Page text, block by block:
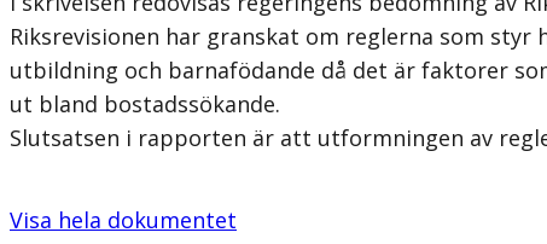
Riksrevisionen har granskat om reglerna som
utbildning och barnafödande då det är faktorer
ut bland bostadssökande.
Slutsatsen i rapporten är att utformningen av
Visa hela dokumentet